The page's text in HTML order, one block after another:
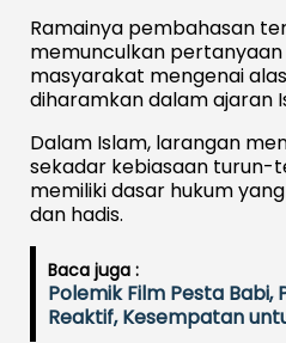
Ramainya pembahasan
memunculkan
masyarakat mengenai
diharamkan dalam ajaran
Dalam Islam, larangan
sekadar kebiasaan turun-
memiliki dasar hukum
dan hadis.
Baca juga :
Polemik Film Pesta
Reaktif, Kesempatan